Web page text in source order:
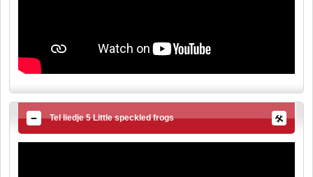
Tel liedje 5 Little speckled frogs